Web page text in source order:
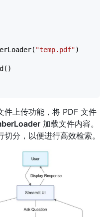
"temp.pdf")
件上传功能，将 PDF 文件
加载文件内容。
分，以便进行高效检索。